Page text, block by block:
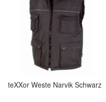
teXXor Weste Narvik Schwarz